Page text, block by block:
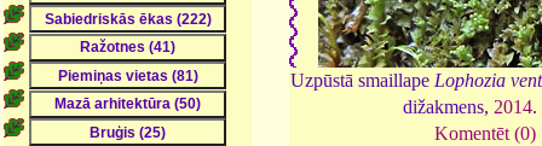
Uzpūstā smaillape Lophozia
dižakmens, 2014.
Komentēt (0)